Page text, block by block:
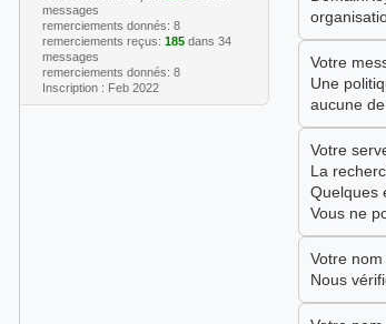
messages
remerciements donnés: 8
remerciements reçus: 185dans 34
messages
remerciements donnés: 8
Inscription : Feb 2022
Votre
Une
aucune
Votre
La
Quelques
Vous ne
Votre
Nous